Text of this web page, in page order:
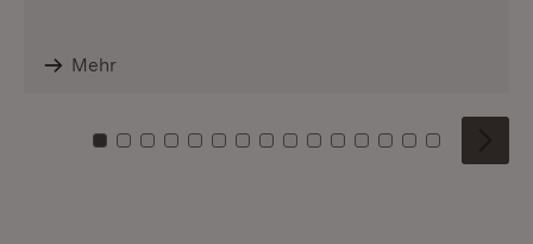
Mehr
Zu Kachel: 0
Zu Kachel: 1
Zu Kachel: 2
Zu Kachel: 3
Zu Kachel: 4
Zu Kachel: 5
Zu Kachel: 6
Zu Kachel: 7
Zu Kachel: 8
Zu Kachel: 9
Zu Kachel: 10
Zu Kachel: 11
Zu Kachel: 12
Zu Kachel:
Zu